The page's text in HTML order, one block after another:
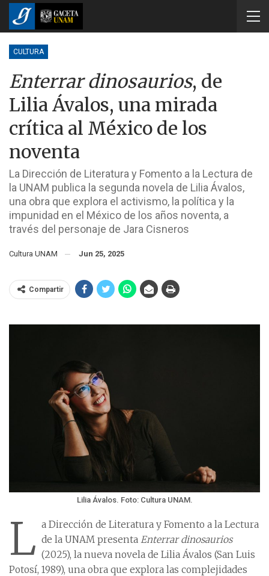
CULTURA
Enterrar dinosaurios, de
Lilia Ávalos, una mirada
crítica al México de los
noventa
La Dirección de Literatura y Fomento a la Lectura de
la UNAM publica la segunda novela de Lilia Ávalos,
una obra que explora el activismo, la política y la
impunidad en el México de los años noventa, a
través del personaje de Jara Cisneros
Cultura UNAM Jun 25, 2025
Compartir
Lilia Ávalos. Foto: Cultura UNAM.
L a Dirección de Literatura y Fomento a la Lectura
de la UNAM presenta Enterrar dinosaurios
(2025), la nueva novela de Lilia Ávalos (San Luis
Potosí, 1989), una obra que explora las complejidades